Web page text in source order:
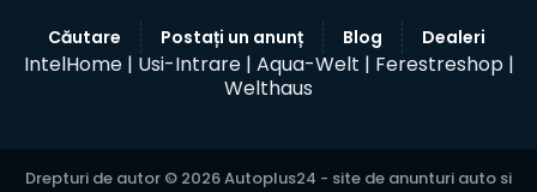
Căutare Postați un anunț Blog Dealeri
IntelHome | Usi-Intrare | Aqua-Welt | Ferestreshop |
Welthaus
Drepturi de autor © 2026 Autoplus24 - site de anunturi auto si